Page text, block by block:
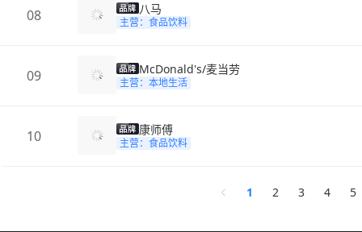
08 八马
主营：食品饮料
09 McDonald's/麦当劳
主营：本地生活
10 康师傅
主营：食品饮料
1 2 3 4 5